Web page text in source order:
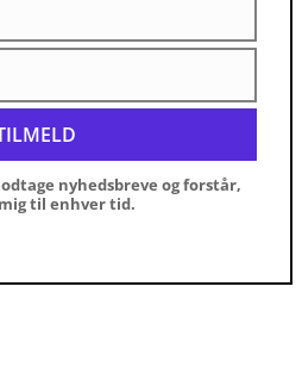
nyhedsbreve og forstår,
til enhver tid.